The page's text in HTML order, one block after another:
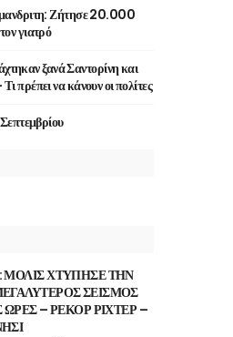
Ζήτησε 20.000
γιατρό
ξανά Σαντορίνη και
να κάνουν οι πολίτες
ΜΟΛΙΣ ΧΤΥΠΗΣΕ ΤΗΝ
ΣΕΙΣΜΟΣ
ΩΡΕΣ – ΡΕΚΟΡ ΡΙΧΤΕΡ –